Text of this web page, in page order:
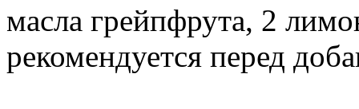
масла грейпфрута, 2
рекомендуется перед